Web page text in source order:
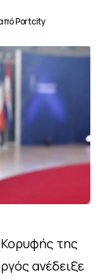
Portcity
της
ανέδειξε